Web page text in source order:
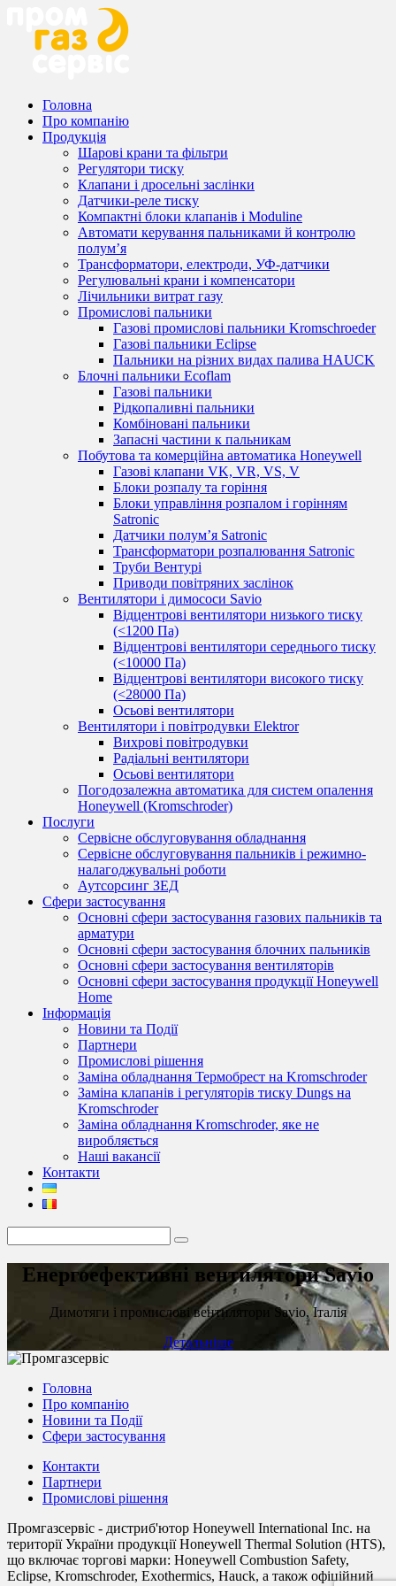
Головна
Про компанію
Продукція
Шарові крани та фільтри
Регулятори тиску
Клапани і дросельні заслінки
Датчики-реле тиску
Компактні блоки клапанів і Moduline
Автомати керування пальниками й контролю
полум’я
Трансформатори, електроди, УФ-датчики
Регулювальні крани і компенсатори
Лічильники витрат газу
Промислові пальники
Газові промислові пальники Kromschroeder
Газові пальники Eclipse
Пальники на різних видах палива HAUCK
Блочні пальники Ecoflam
Газові пальники
Рідкопаливні пальники
Комбіновані пальники
Запасні частини к пальникам
Побутова та комерційна автоматика Honeywell
Газові клапани VK, VR, VS, V
Блоки розпалу та горіння
Блоки управління розпалом і горінням
Satronic
Датчики полум’я Satronic
Трансформатори розпалювання Satronic
Труби Вентурі
Приводи повітряних заслінок
Вентилятори і димососи Savio
Відцентрові вентилятори низького тиску
(<1200 Па)
Відцентрові вентилятори середнього тиску
(<10000 Па)
Відцентрові вентилятори високого тиску
(<28000 Па)
Осьові вентилятори
Вентилятори і повітродувки Elektror
Вихрові повітродувки
Радіальні вентилятори
Осьові вентилятори
Погодозалежна автоматика для систем опалення
Honeywell (Kromschroder)
Послуги
Сервісне обслуговування обладнання
Сервісне обслуговування пальників і режимно-
налагоджувальні роботи
Аутсорсинг ЗЕД
Сфери застосування
Основні сфери застосування газових пальників та
арматури
Основні сфери застосування блочних пальників
Основні сфери застосування вентиляторів
Основні сфери застосування продукції Honeywell
Home
Інформація
Новини та Події
Партнери
Промислові рішення
Заміна обладнання Термобрест на Kromschroder
Заміна клапанів і регуляторів тиску Dungs на
Kromschroder
Заміна обладнання Kromschroder, яке не
виробляється
Наші вакансії
Контакти
Енергоефективні вентилятори Savio
Димотяги і промислові вентилятори Savio, Італія
Детальніше
Головна
Про компанію
Новини та Події
Сфери застосування
Контакти
Партнери
Промислові рішення
Промгазсервіс - дистриб'ютор Honeywell International Inc. на
території України продукції Honeywell Thermal Solution (HTS),
що включає торгові марки: Honeywell Combustion Safety,
Eclipse, Kromschroder, Exothermics, Hauck, а також офіційний